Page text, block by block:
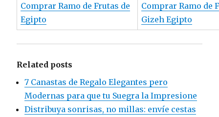
Comprar Ramo de Frutas de
Egipto
Comprar Ramo de
Gizeh Egipto
Related posts
7 Canastas de Regalo Elegantes pero
Modernas para que tu Suegra la Impresione
Distribuya sonrisas, no millas: envíe cestas